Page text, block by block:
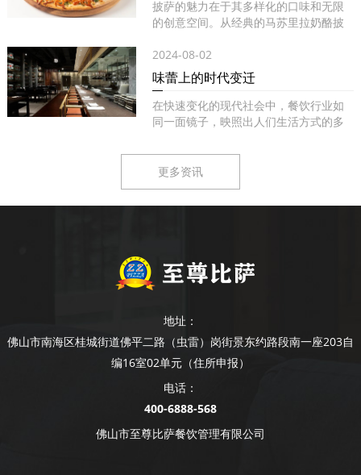
披萨的魅力在于其多样化的口味和无限
的创意空间。从经典的马苏里拉奶酪披
2024-08-02
味蕾上的时代变迁
在快速变化的现代社会中，餐饮行业如
同一面镜子，映照出人们生活方式的多
更多资讯
地址：
佛山市南海区桂城街道佛平二路（虫雷）岗街景东约路段南一座203自
编16室02单元（住所申报）
电话：
400-6888-568
佛山市至尊比萨餐饮管理有限公司